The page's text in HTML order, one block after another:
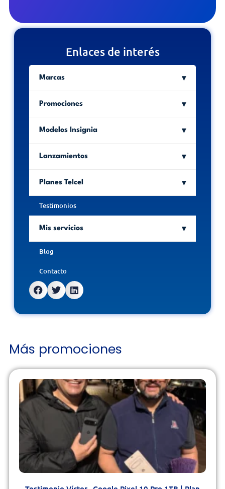
Enlaces de interés
Marcas
Promociones
Modelos Insignia
Lanzamientos
Planes Telcel
Testimonios
Mis servicios
Blog
Contacto
Más promociones